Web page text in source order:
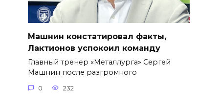
Машнин констатировал факты,
Лактионов успокоил команду
Главный тренер «Металлурга» Сергей
Машнин после разгромного
0 232